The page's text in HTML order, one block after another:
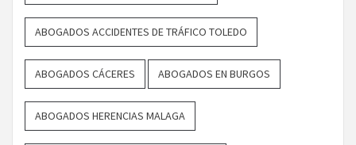
ABOGADOS ACCIDENTES DE TRÁFICO TOLEDO
ABOGADOS CÁCERES ABOGADOS EN BURGOS
ABOGADOS HERENCIAS MALAGA